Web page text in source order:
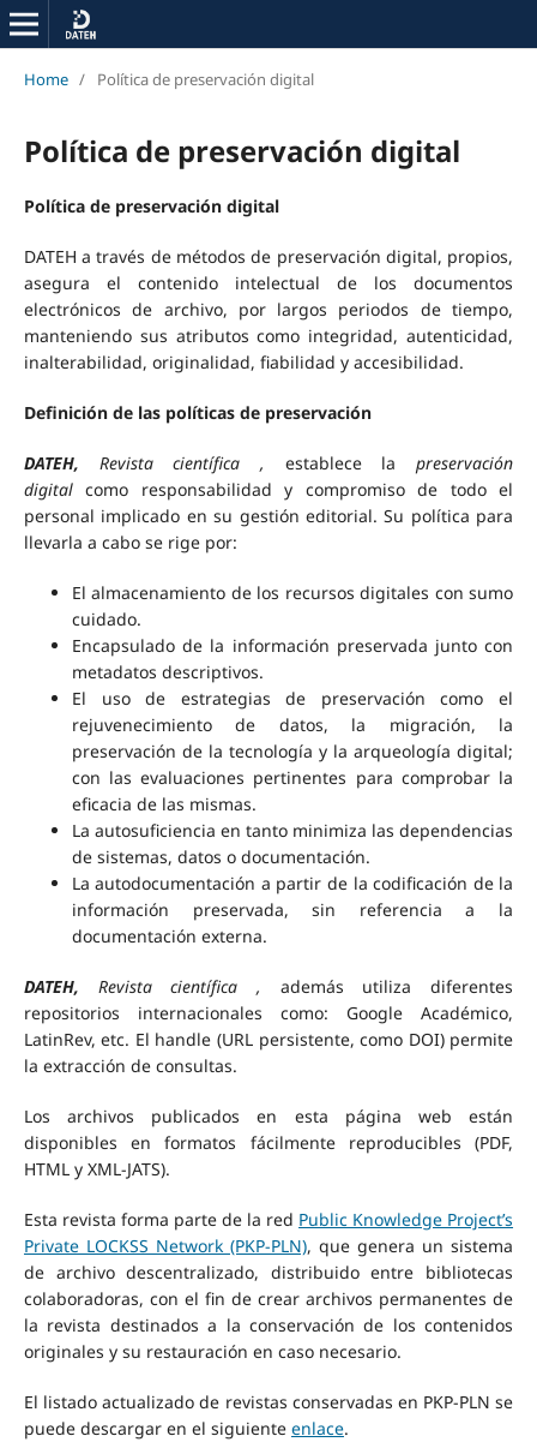
Home / Política de preservación digital
Política de preservación digital
Política de preservación digital
DATEH a través de métodos de preservación digital, propios,
asegura el contenido intelectual de los documentos
electrónicos de archivo, por largos periodos de tiempo,
manteniendo sus atributos como integridad, autenticidad,
inalterabilidad, originalidad, fiabilidad y accesibilidad.
Definición de las políticas de preservación
DATEH, Revista científica , establece lapreservación
digitalcomo responsabilidad y compromiso de todo el
personal implicado en su gestión editorial. Su política para
llevarla a cabo se rige por:
El almacenamiento de los recursos digitales con sumo
cuidado.
Encapsulado de la información preservada junto con
metadatos descriptivos.
El uso de estrategias de preservación como el
rejuvenecimiento de datos, la migración, la
preservación de la tecnología y la arqueología digital;
con las evaluaciones pertinentes para comprobar la
eficacia de las mismas.
La autosuficiencia en tanto minimiza las dependencias
de sistemas, datos o documentación.
La autodocumentación a partir de la codificación de la
información preservada, sin referencia a la
documentación externa.
DATEH, Revista científica , además utiliza diferentes
repositorios internacionales como: Google Académico,
LatinRev, etc. El handle (URL persistente, como DOI) permite
la extracción de consultas.
Los archivos publicados en esta página web están
disponibles en formatos fácilmente reproducibles (PDF,
HTML y XML-JATS).
Esta revista forma parte de la red Public Knowledge Project’s
Private LOCKSS Network (PKP-PLN), que genera un sistema
de archivo descentralizado, distribuido entre bibliotecas
colaboradoras, con el fin de crear archivos permanentes de
la revista destinados a la conservación de los contenidos
originales y su restauración en caso necesario.
El listado actualizado de revistas conservadas en PKP-PLN se
puede descargar en el siguiente enlace.